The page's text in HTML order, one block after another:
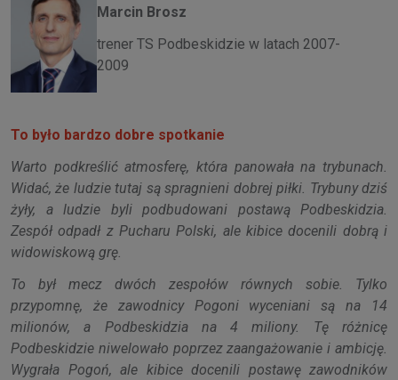
Marcin Brosz
trener TS Podbeskidzie w latach 2007-
2009
To było bardzo dobre spotkanie
Warto podkreślić atmosferę, która panowała na trybunach.
Widać, że ludzie tutaj są spragnieni dobrej piłki. Trybuny dziś
żyły, a ludzie byli podbudowani postawą Podbeskidzia.
Zespół odpadł z Pucharu Polski, ale kibice docenili dobrą i
widowiskową grę.
To był mecz dwóch zespołów równych sobie. Tylko
przypomnę, że zawodnicy Pogoni wyceniani są na 14
milionów, a Podbeskidzia na 4 miliony. Tę różnicę
Podbeskidzie niwelowało poprzez zaangażowanie i ambicję.
Wygrała Pogoń, ale kibice docenili postawę zawodników